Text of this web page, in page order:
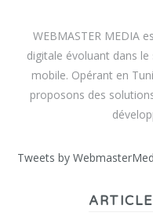
WEBMASTER MEDIA
digitale évoluant dans
mobile. Opérant en
proposons des
Tweets by